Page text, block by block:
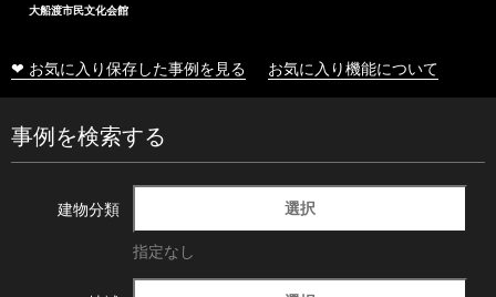
大船渡市民文化会館
❤ お気に入り保存した事例を見る お気に入り機能について
事例を検索する
建物分類 選択
指定なし